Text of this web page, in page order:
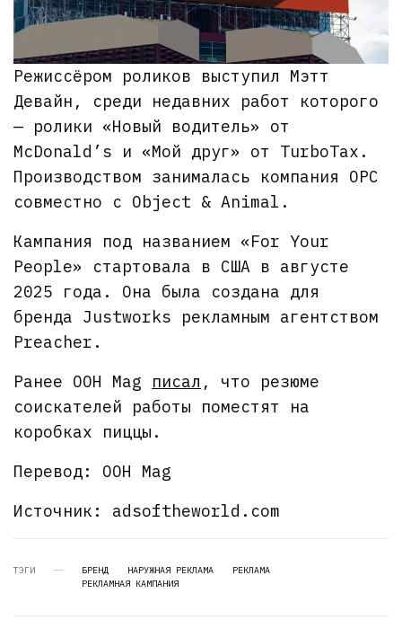
Режиссёром роликов выступил Мэтт
Девайн, среди недавних работ которого
— ролики «Новый водитель» от
McDonald’s и «Мой друг» от TurboTax.
Производством занималась компания OPC
совместно с Object & Animal.
Кампания под названием «For Your
People» стартовала в США в августе
2025 года. Она была создана для
бренда Justworks рекламным агентством
Preacher.
Ранее OOH Mag писал , что резюме
соискателей работы поместят на
коробках пиццы.
Перевод: OOH Mag
Источник: adsoftheworld.com
ТЭГИ БРЕНД НАРУЖНАЯ РЕКЛАМА
РЕКЛАМА
РЕКЛАМНАЯ КАМПАНИЯ